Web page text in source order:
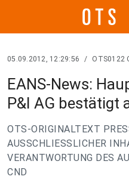
05.09.2012, 12:29:56 / OTS0122
EANS-News:
P&I AG bestätigt
OTS-ORIGINALTEXT
AUSSCHLIESSLICHER
VERANTWORTUNG DES
CND